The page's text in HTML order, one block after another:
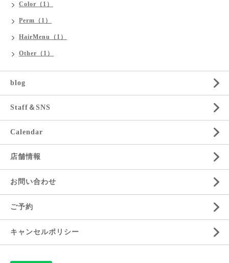
Color（1）
Perm（1）
HairMenu（1）
Other（1）
blog
Staff＆SNS
Calendar
店舗情報
お問い合わせ
ご予約
キャンセルポリシー